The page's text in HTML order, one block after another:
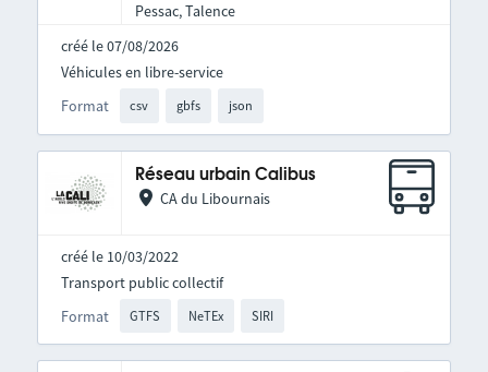
Pessac, Talence
créé le 07/08/2026
Format csv gbfs json
Véhicules en libre-service
Réseau urbain Calibus
CA du Libournais
créé le 10/03/2022
Format GTFS NeTEx SIRI
Transport public collectif